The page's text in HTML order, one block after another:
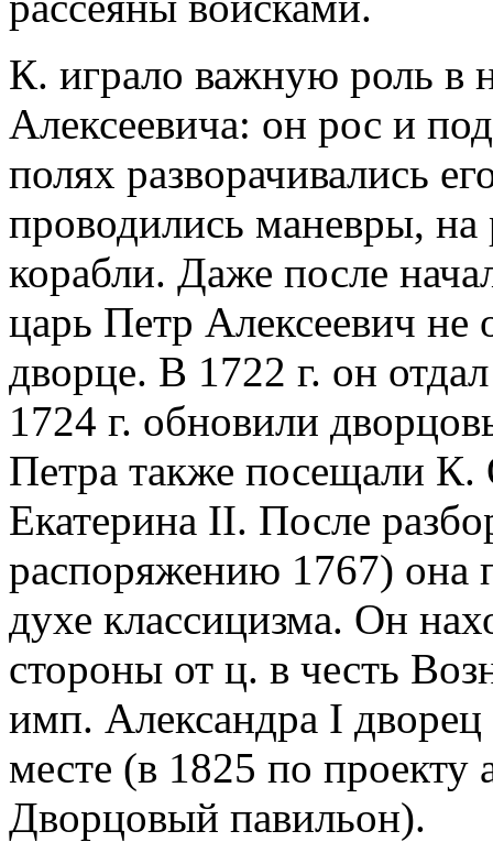
К. играло важную роль в
Алексеевича: он рос и
полях разворачивались
проводились маневры, на
корабли. Даже после
царь Петр Алексеевич не
дворце. В 1722 г. он
1724 г. обновили
Петра также посещали
Екатерина II. После
распоряжению 1767) она
духе классицизма. Он
стороны от ц. в честь
имп. Александра I
месте (в 1825 по
Дворцовый павильон).